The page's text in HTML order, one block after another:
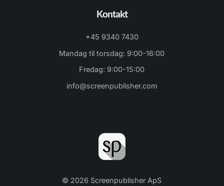
Kontakt
+45 9340 7430
Mandag til torsdag: 9:00-16:00
Fredag: 9:00-15:00
info@screenpublisher.com
© 2026 Screenpublisher ApS